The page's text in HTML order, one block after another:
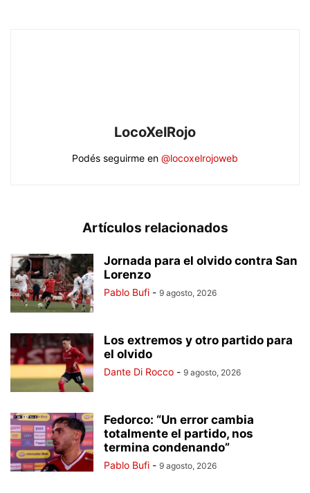
LocoXelRojo
Podés seguirme en @locoxelrojoweb
Artículos relacionados
Jornada para el olvido contra San
Lorenzo
Pablo Bufi - 9 agosto, 2026
Los extremos y otro partido para
el olvido
Dante Di Rocco - 9 agosto, 2026
Fedorco: “Un error cambia
totalmente el partido, nos
termina condenando”
Pablo Bufi - 9 agosto, 2026